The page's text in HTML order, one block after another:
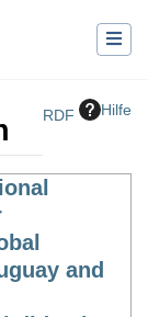
RDF Hilfe
and